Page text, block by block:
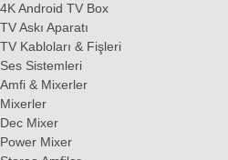
4K Android TV Box
TV Askı Aparatı
TV Kabloları & Fişleri
Ses Sistemleri
Amfi & Mixerler
Mixerler
Dec Mixer
Power Mixer